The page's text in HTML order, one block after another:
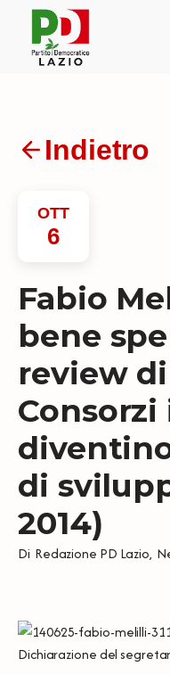
Indietro
OTT
6
Fabio
bene
review
di
2014)
Di Redazione PD Lazio,
Dichiarazione del